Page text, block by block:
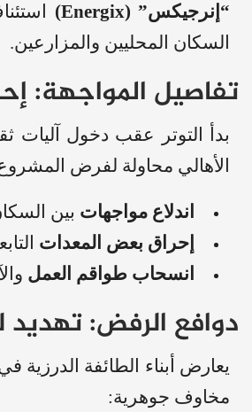
“إنرجيكس” (Energix)
السكان المحليين والمزارعين.
تفاصيل المواجهة:
بدأ التوتر عقب دخول آليات
الأهالي محاولة لفرض
اندلاع مواجهات بين
إحراق بعض المعدات
انسحاب طواقم العمل
دوافع الرفض: تهديد
يعارض أبناء الطائفة
مخاوف جوهرية: